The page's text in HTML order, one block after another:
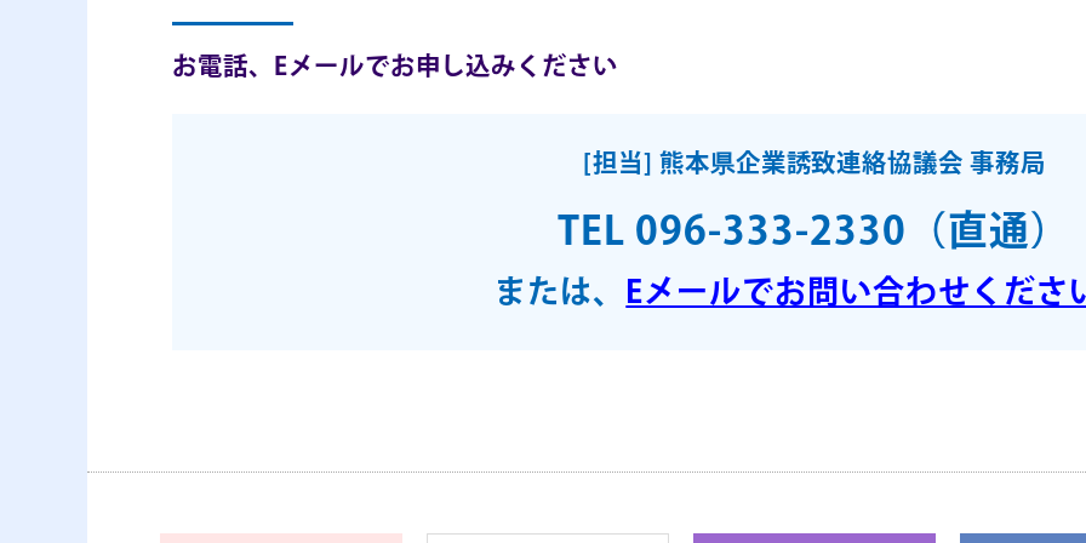
お電話、Eメールでお申し込みください
[担当] 熊本県企業誘致連絡協議会 事務局
TEL 096-333-2330（直通）
または、Eメールでお問い合わせくださ